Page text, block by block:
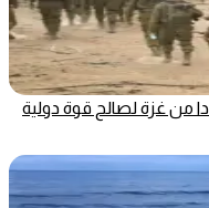
من غزة لصالح قوة دولية